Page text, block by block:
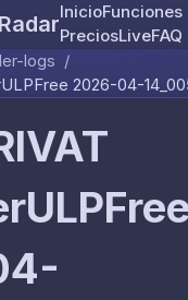
Skip to content
InicioFunciones
PreciosLiveFAQ
logs /
2026-04-